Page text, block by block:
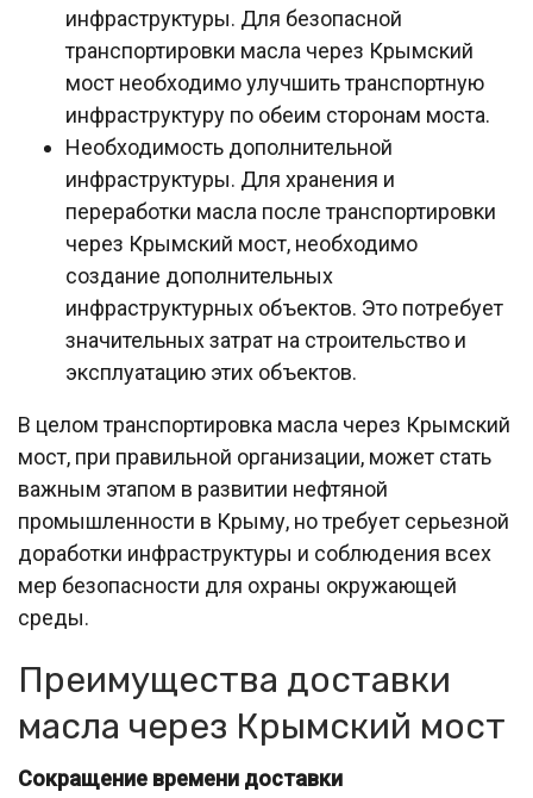
инфраструктуры. Для безопасной
транспортировки масла через Крымский
мост необходимо улучшить транспортную
инфраструктуру по обеим сторонам моста.
Необходимость дополнительной
инфраструктуры. Для хранения и
переработки масла после транспортировки
через Крымский мост, необходимо
создание дополнительных
инфраструктурных объектов. Это потребует
значительных затрат на строительство и
эксплуатацию этих объектов.
В целом транспортировка масла через Крымский
мост, при правильной организации, может стать
важным этапом в развитии нефтяной
промышленности в Крыму, но требует серьезной
доработки инфраструктуры и соблюдения всех
мер безопасности для охраны окружающей
среды.
Преимущества доставки
масла через Крымский мост
Сокращение времени доставки